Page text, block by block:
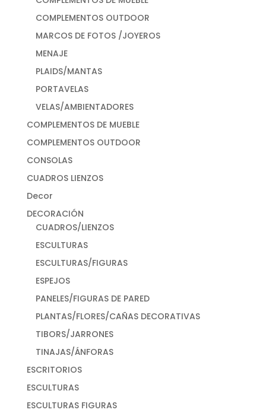
COMPLEMENTOS OUTDOOR
MARCOS DE FOTOS /JOYEROS
MENAJE
PLAIDS/MANTAS
PORTAVELAS
VELAS/AMBIENTADORES
COMPLEMENTOS DE MUEBLE
COMPLEMENTOS OUTDOOR
CONSOLAS
CUADROS LIENZOS
Decor
DECORACIÓN
CUADROS/LIENZOS
ESCULTURAS
ESCULTURAS/FIGURAS
ESPEJOS
PANELES/FIGURAS DE PARED
PLANTAS/FLORES/CAÑAS DECORATIVAS
TIBORS/JARRONES
TINAJAS/ÁNFORAS
ESCRITORIOS
ESCULTURAS
ESCULTURAS FIGURAS